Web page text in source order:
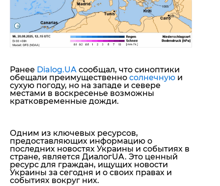
Ранее Dialog.UA сообщал, что синоптики
обещали преимущественно солнечную и
сухую погоду, но на западе и севере
местами в воскресенье возможны
кратковременные дожди.
Одним из ключевых ресурсов,
предоставляющих информацию о
последних новостях Украины и событиях в
стране, является ДиалогUA. Это ценный
ресурс для граждан, ищущих новости
Украины за сегодня и о своих правах и
событиях вокруг них.